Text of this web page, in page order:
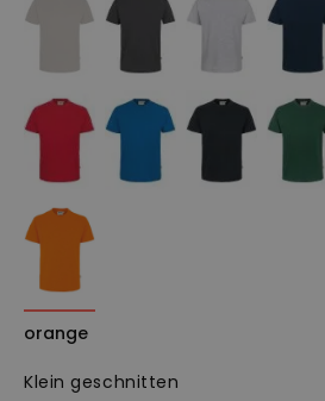
orange
Klein geschnitten